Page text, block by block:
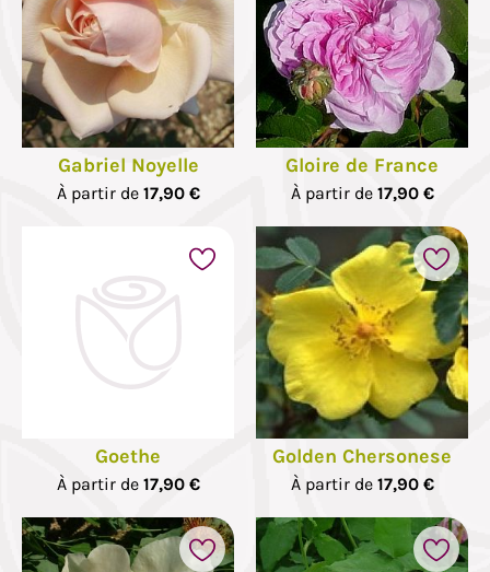
Gabriel Noyelle
À partir de 17,90 €
Gloire de France
À partir de 17,90 €
Goethe
À partir de 17,90 €
Golden Chersonese
À partir de 17,90 €